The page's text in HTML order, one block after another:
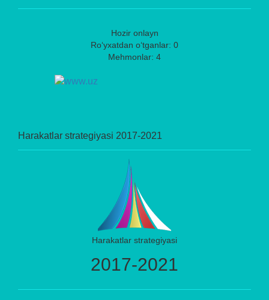
Hozir onlayn
Ro‘yxatdan o‘tganlar: 0
Mehmonlar: 4
Harakatlar strategiyasi 2017-2021
Harakatlar strategiyasi
2017-2021